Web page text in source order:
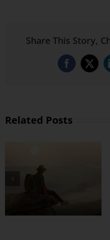
Share This Story,
Facebook
X
Related Posts
အချစ်တွေ ပိုတိုးလာ